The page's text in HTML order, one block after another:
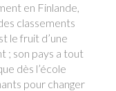
en Finlande,
classements
le fruit d’une
; son pays a tout
dès l’école
pour changer